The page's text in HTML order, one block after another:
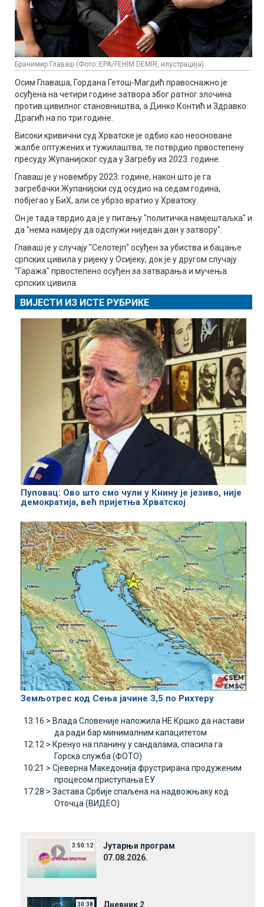
Бранимир Главаш (Фото: EPA/FEHIM DEMIR, илустрација)
Осим Главаша, Гордана Гетош-Магдић правоснажно је
осуђена на четири године затвора због ратног злочина
против цивилног становништва, а Динко Контић и Здравко
Драгић на по три године.
Високи кривични суд Хрватске је одбио као неосноване
жалбе оптужених и тужилаштва, те потврдио првостепену
пресуду Жупанијског суда у Загребу из 2023. године.
Главаш је у новембру 2023. године, након што је га
загребачки Жупанијски суд осудио на седам година,
побјегао у БиХ, али се убрзо вратио у Хрватску.
Он је тада тврдио да је у питању "политичка намјештаљка" и
да "нема намјеру да одслужи ниједан дан у затвору".
Главаш је у случају "Селотејп" осуђен за убиства и бацање
српских цивила у ријеку у Осијеку, док је у другом случају
"Гаража" првостепено осуђен за затварања и мучења
српских цивила.
ВИЈЕСТИ ИЗ ИСТЕ РУБРИКЕ
Пуповац: Ово што смо чули у Книну је језиво, није
демократија, већ пријетња Хрватској
Земљотрес код Сења јачине 3,5 по Рихтеру
13:16 > Влада Словеније наложила НЕ Кршко да настави
да ради бар минималним капацитетом
12:12 > Кренуо на планину у сандалама, спасила га
Горска служба (ФОТО)
10:21 > Сјеверна Македонија фрустрирана продуженим
процесом приступања ЕУ
17:28 > Застава Србије спаљена на надвожњаку код
Оточца (ВИДЕО)
3:50:12
Јутарњи програм
07.08.2026.
30:38 Дневник 2